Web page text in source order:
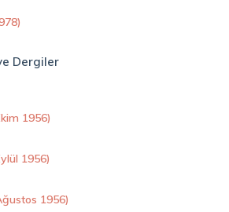
Dergiler
1956)
1956)
1956)